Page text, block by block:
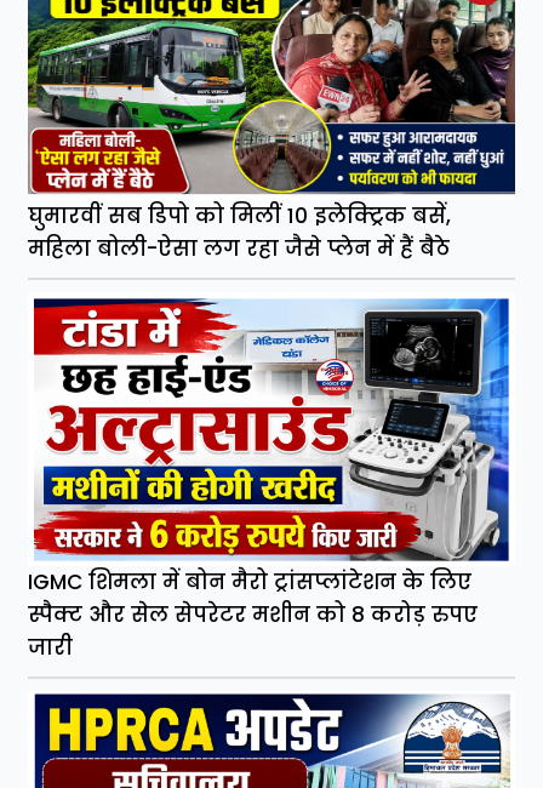
घुमारवीं सब डिपो को मिलीं 10 इलेक्ट्रिक बसें,
महिला बोली-ऐसा लग रहा जैसे प्लेन में हैं बैठे
IGMC शिमला में बोन मैरो ट्रांसप्लांटेशन के लिए
स्पैक्ट और सेल सेपरेटर मशीन को 8 करोड़ रुपए
जारी